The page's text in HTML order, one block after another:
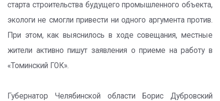
старта строительства будущего промышленного объекта,
экологи не смогли привести ни одного аргумента против.
При этом, как выяснилось в ходе совещания, местные
жители активно пишут заявления о приеме на работу в
«Томинский ГОК».
Губернатор Челябинской области Борис Дубровский